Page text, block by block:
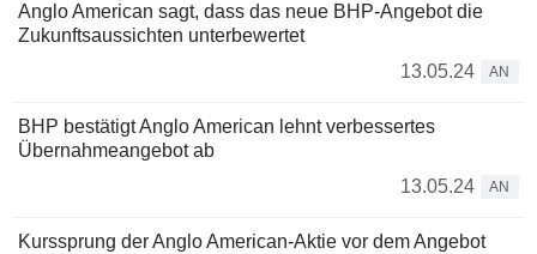
Anglo American sagt, dass das neue BHP-Angebot die
Zukunftsaussichten unterbewertet
13.05.24
AN
BHP bestätigt Anglo American lehnt verbessertes
Übernahmeangebot ab
13.05.24
AN
Kurssprung der Anglo American-Aktie vor dem Angebot